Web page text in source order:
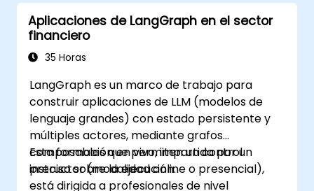
Aplicaciones de LangGraph en el sector
financiero
35 Horas
LangGraph es un marco de trabajo para
construir aplicaciones de LLM (modelos de
lenguaje grandes) con estado persistente y
múltiples actores, mediante grafos
composables que permiten un control
preciso sobre la ejecución.
Esta formación en vivo, impartida por un
instructor (modalidad online o presencial),
está dirigida a profesionales de nivel